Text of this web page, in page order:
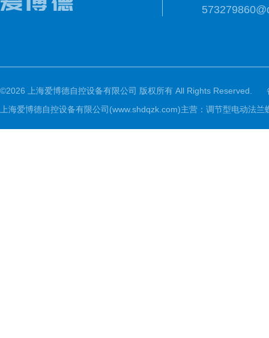
©2026 上海爱博德自控设备有限公司 版权所有 All Rights Reserved.
上海爱博德自控设备有限公司(www.shdqzk.com)主营：调节型电动法